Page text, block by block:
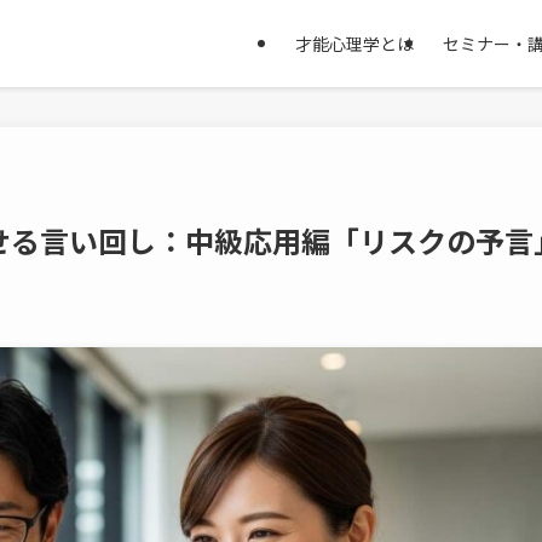
才能心理学とは セミナー・
言い回し：中級応用編「リスクの予言